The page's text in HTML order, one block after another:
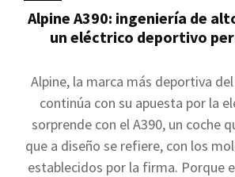
Alpine A390: ingeniería de
un eléctrico deportivo
Alpine, la marca más deportiva
continúa con su apuesta por la
sorprende con el A390, un coche
que a diseño se refiere, con los
establecidos por la firma. Porque